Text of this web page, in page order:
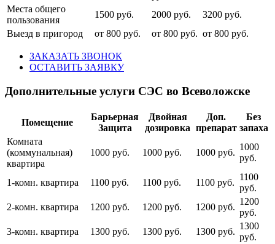
Места общего
пользования
1500 руб. 2000 руб.
3200 руб.
Выезд в пригород
от 800 руб. от 800 руб. от 800 руб.
ЗАКАЗАТЬ ЗВОНОК
ОСТАВИТЬ ЗАЯВКУ
Дополнительные услуги СЭС во Всеволожске
Помещение
Барьерная
Защита
Двойная
дозировка
Доп.
препарат
Без
запаха
Комната
(коммунальная)
квартира
1000 руб. 1000 руб. 1000 руб.
1000
руб.
1-комн. квартира 1100 руб. 1100 руб. 1100 руб.
1100
руб.
2-комн. квартира
1200 руб. 1200 руб. 1200 руб.
1200
руб.
3-комн. квартира
1300 руб. 1300 руб. 1300 руб.
1300
руб.